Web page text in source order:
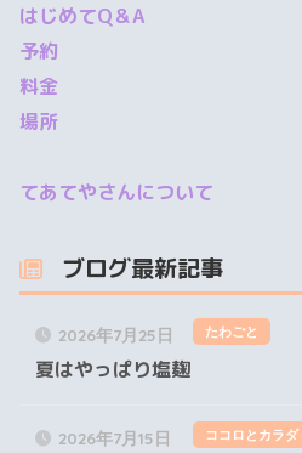
はじめてQ＆A
予約
料金
場所
てあてやさんについて
ブログ最新記事
2026年7月25日
夏はやっぱり塩麹
たわごと
2026年7月15日 ココロとカラダ